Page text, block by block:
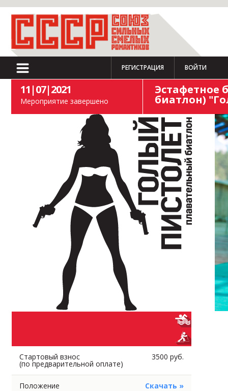
РЕГИСТРАЦИЯ ВОЙТИ
11|07|2021
Мероприятие завершено
Эстафетное
биатлон)
Стартовый взнос
(по предварительной оплате)
3500 руб.
Положение Скачать »